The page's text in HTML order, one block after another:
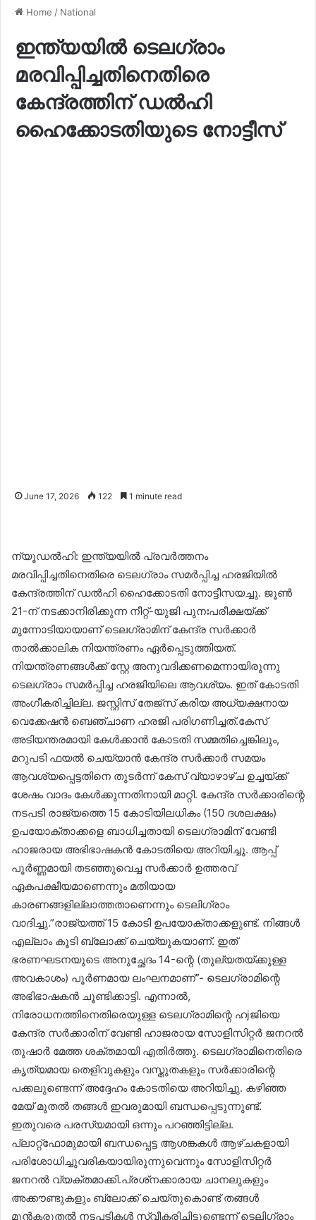
Home / National
ഇന്ത്യയിൽ ടെലഗ്രാം
മരവിപ്പിച്ചതിനെതിരെ
കേന്ദ്രത്തിന് ഡൽഹി
ഹൈക്കോടതിയുടെ നോട്ടീസ്
June 17, 2026 122 1 minute read
ന്യൂഡൽഹി: ഇന്ത്യയിൽ പ്രവർത്തനം
മരവിപ്പിച്ചതിനെതിരെ ടെലഗ്രാം സമർപ്പിച്ച ഹരജിയിൽ
കേന്ദ്രത്തിന് ഡൽഹി ഹൈക്കോടതി നോട്ടീസയച്ചു. ജൂൺ
21-ന് നടക്കാനിരിക്കുന്ന നീറ്റ്-യുജി പുനഃപരീക്ഷയ്ക്ക്
മുന്നോടിയായാണ് ടെലഗ്രാമിന് കേന്ദ്ര സർക്കാർ
താൽക്കാലിക നിയന്ത്രണം ഏർപ്പെടുത്തിയത്.
നിയന്ത്രണങ്ങൾക്ക് സ്റ്റേ അനുവദിക്കണമെന്നായിരുന്നു
ടെലഗ്രാം സമർപ്പിച്ച ഹരജിയിലെ ആവശ്യം. ഇത് കോടതി
അംഗീകരിച്ചില്ല. ജസ്റ്റിസ് തേജ്‌സ് കരിയ അധ്യക്ഷനായ
വെക്കേഷൻ ബെഞ്ചാണ ഹരജി പരിഗണിച്ചത്.കേസ്
അടിയന്തരമായി കേൾക്കാൻ കോടതി സമ്മതിച്ചെങ്കിലും,
മറുപടി ഫയൽ ചെയ്യാൻ കേന്ദ്ര സർക്കാർ സമയം
ആവശ്യപ്പെട്ടതിനെ തുടർന്ന് കേസ് വ്യാഴാഴ്ച ഉച്ചയ്ക്ക്
ശേഷം വാദം കേൾക്കുന്നതിനായി മാറ്റി. കേന്ദ്ര സർക്കാരിന്റെ
നടപടി രാജ്യത്തെ 15 കോടിയിലധികം (150 ദശലക്ഷം)
ഉപയോക്താക്കളെ ബാധിച്ചതായി ടെലഗ്രാമിന് വേണ്ടി
ഹാജരായ അഭിഭാഷകൻ കോടതിയെ അറിയിച്ചു. ആപ്പ്
പൂർണ്ണമായി തടഞ്ഞുവെച്ച സർക്കാർ ഉത്തരവ്
ഏകപക്ഷീയമാണെന്നും മതിയായ
കാരണങ്ങളില്ലാത്തതാണെന്നും ടെലിഗ്രാം
വാദിച്ചു.”രാജ്യത്ത് 15 കോടി ഉപയോക്താക്കളുണ്ട്. നിങ്ങൾ
എല്ലാം കൂടി ബ്ലോക്ക് ചെയ്യുകയാണ്. ഇത്
ഭരണഘടനയുടെ അനുച്ഛേദം 14-ന്റെ (തുല്യതയ്ക്കുള്ള
അവകാശം) പൂർണമായ ലംഘനമാണ്”- ടെലഗ്രാമിന്റെ
അഭിഭാഷകൻ ചൂണ്ടിക്കാട്ടി. എന്നാൽ,
നിരോധനത്തിനെതിരെയുള്ള ടെലഗ്രാമിന്റെ ഹjജിയെ
കേന്ദ്ര സർക്കാരിന് വേണ്ടി ഹാജരായ സോളിസിറ്റർ ജനറൽ
തുഷാർ മേത്ത ശക്തമായി എതിർത്തു. ടെലഗ്രാമിനെതിരെ
കൃത്യമായ തെളിവുകളും വസ്തുതകളും സർക്കാരിന്റെ
പക്കലുണ്ടെന്ന് അദ്ദേഹം കോടതിയെ അറിയിച്ചു. കഴിഞ്ഞ
മേയ് മുതൽ തങ്ങൾ ഇവരുമായി ബന്ധപ്പെടുന്നുണ്ട്.
ഇതുവരെ പരസ്യമായി ഒന്നും പറഞ്ഞിട്ടില്ല.
പ്ലാറ്റ്ഫോമുമായി ബന്ധപ്പെട്ട ആശങ്കകൾ ആഴ്ചകളായി
പരിശോധിച്ചുവരികയായിരുന്നുവെന്നും സോളിസിറ്റർ
ജനറൽ വ്യക്തമാക്കി.പ്രശ്‌നക്കാരായ ചാനലുകളും
അക്കൗണ്ടുകളും ബ്ലോക്ക് ചെയ്തുകൊണ്ട് തങ്ങൾ
മുൻകരുതൽ നടപടികൾ സ്വീകരിച്ചിട്ടുണ്ടെന്ന് ടെലിഗ്രാം